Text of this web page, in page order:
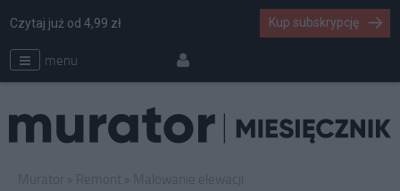
menu
Czytaj już od 4,99 zł Kup subskrypcję